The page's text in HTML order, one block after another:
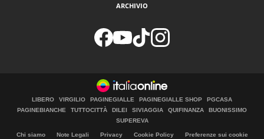
ARCHIVIO
LIBERO VIRGILIO PAGINEGIALLE PAGINEGIALLE SHOP
PGCASA
PAGINEBIANCHE
TUTTOCITTÀ DILEI SIVIAGGIA QUIFINANZA
BUONISSIMO
SUPEREVA
Chi siamo Note Legali Privacy Cookie Policy Preferenze sui cookie